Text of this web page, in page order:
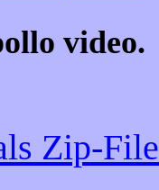
video.
Zip-